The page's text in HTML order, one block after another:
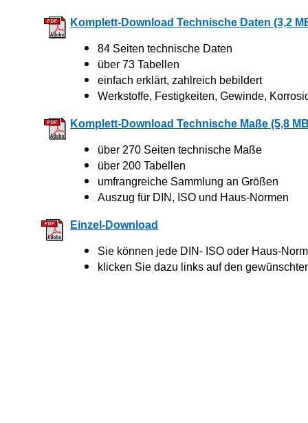
Komplett-Download Technische Daten (3,2
84 Seiten technische Daten
über 73 Tabellen
einfach erklärt, zahlreich bebildert
Werkstoffe, Festigkeiten, Gewinde,
Komplett-Download Technische Maße (5,8
über 270 Seiten technische Maße
über 200 Tabellen
umfrangreiche Sammlung an Größen
Auszug für DIN, ISO und Haus-Normen
Einzel-Download
Sie können jede DIN- ISO oder Haus-
klicken Sie dazu links auf den